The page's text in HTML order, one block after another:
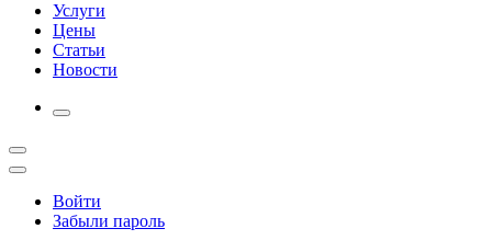
Услуги
Цены
Статьи
Новости
More
Открыть
поиск
Профиль
Войти
Забыли пароль